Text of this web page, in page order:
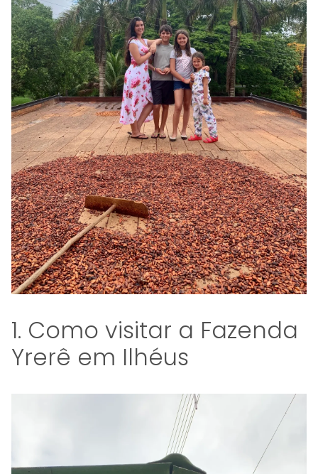
1. Como visitar a Fazenda
Yrerê em Ilhéus